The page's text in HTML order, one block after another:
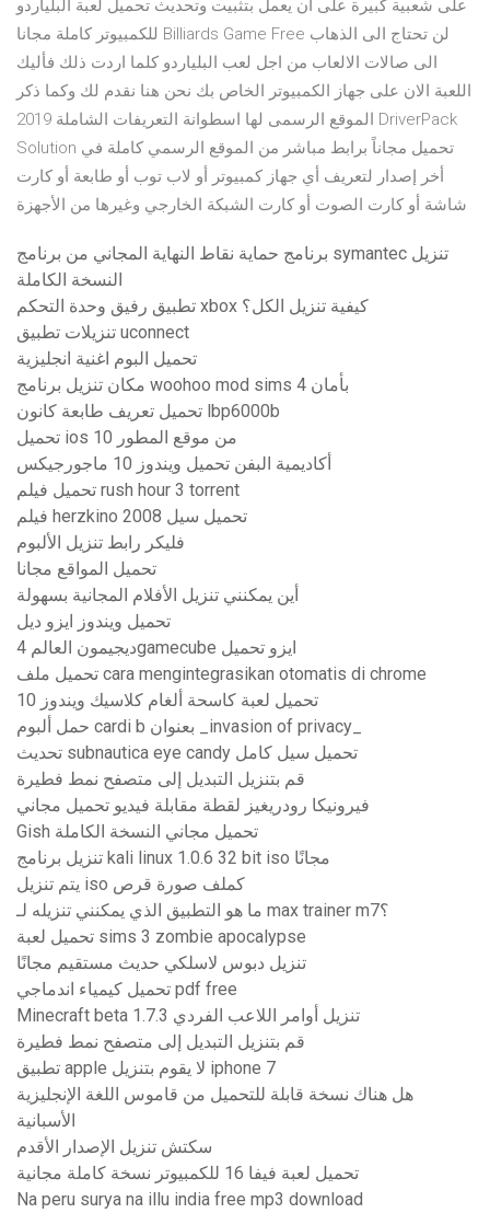
على شعبية كبيرة على أن يعمل بتثبيت وتحديث تحميل لعبة البلياردو
للكمبيوتر كاملة مجانا Billiards Game Free لن تحتاج الى الذهاب
الى صالات الالعاب من اجل لعب البلياردو كلما اردت ذلك فأليك
اللعبة الان على جهاز الكمبيوتر الخاص بك نحن هنا نقدم لك وكما ذكر
الموقع الرسمى لها اسطوانة التعريفات الشاملة 2019 DriverPack
Solution تحميل مجاناً برابط مباشر من الموقع الرسمي كاملة في
أخر إصدار لتعريف أي جهاز كمبيوتر أو لاب توب أو طابعة أو كارت
شاشة أو كارت الصوت أو كارت الشبكة الخارجي وغيرها من الأجهزة
برنامج حماية نقاط النهاية المجاني من برنامج symantec تنزيل
النسخة الكاملة
تطبيق رفيق وحدة التحكم xbox كيفية تنزيل الكل؟
تنزيلات تطبيق uconnect
تحميل البوم اغنية انجليزية
مكان تنزيل برنامج woohoo mod sims 4 بأمان
تحميل تعريف طابعة كانون lbp6000b
تحميل ios 10 من موقع المطور
أكاديمية البفن تحميل ويندوز 10 ماجورجيكس
تحميل فيلم rush hour 3 torrent
فيلم herzkino 2008 تحميل سيل
فليكر رابط تنزيل الألبوم
تحميل المواقع مجانا
أين يمكنني تنزيل الأفلام المجانية بسهولة
تحميل ويندوز ايزو ديل
ديجيمون العالم 4gamecube ايزو تحميل
تحميل ملف cara mengintegrasikan otomatis di chrome
تحميل لعبة كاسحة ألغام كلاسيك ويندوز 10
حمل ألبوم cardi b بعنوان _invasion of privacy_
تحديث subnautica eye candy تحميل سيل كامل
قم بتنزيل التبديل إلى متصفح نمط فطيرة
فيرونيكا رودريغيز لقطة مقابلة فيديو تحميل مجاني
Gish تحميل مجاني النسخة الكاملة
تنزيل برنامج kali linux 1.0.6 32 bit iso مجانًا
يتم تنزيل iso كملف صورة قرص
ما هو التطبيق الذي يمكنني تنزيله لـ max trainer m7؟
تحميل لعبة sims 3 zombie apocalypse
تنزيل دبوس لاسلكي حديث مستقيم مجانًا
تحميل كيمياء اندماجي pdf free
Minecraft beta 1.7.3 تنزيل أوامر اللاعب الفردي
قم بتنزيل التبديل إلى متصفح نمط فطيرة
تطبيق apple لا يقوم بتنزيل iphone 7
هل هناك نسخة قابلة للتحميل من قاموس اللغة الإنجليزية
الأسبانية
سكتش تنزيل الإصدار الأقدم
تحميل لعبة فيفا 16 للكمبيوتر نسخة كاملة مجانية
Na peru surya na illu india free mp3 download